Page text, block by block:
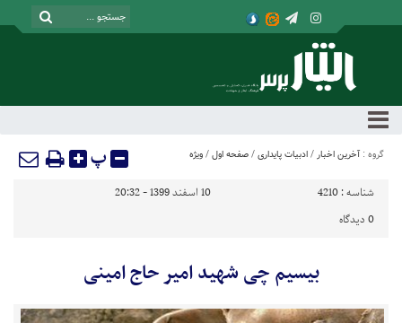
گروه : آخرین اخبار / ادبیات پایداری / صفحه اول / ویژه پ
شناسه : 4210
10 اسفند 1399 - 20:32
0 دیدگاه
بیسیم چی شهید امیر حاج امینی